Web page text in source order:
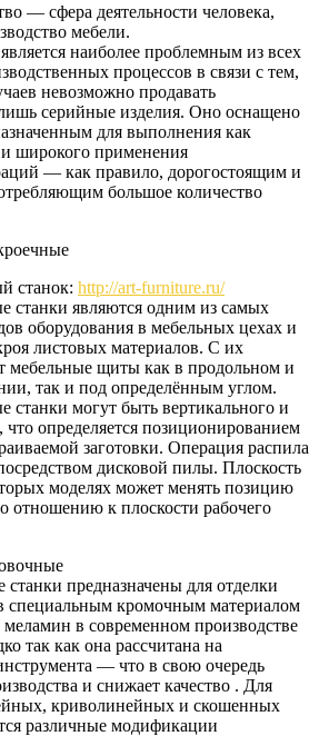
— сфера деятельности человека,
мебели.
наиболее проблемным из всех
процессов в связи с тем,
невозможно продавать
серийные изделия. Оно оснащено
для выполнения как
широкого применения
— как правило, дорогостоящим и
большое количество
станок: http://art-furniture.ru/
станки являются одним из самых
оборудования в мебельных цехах и
листовых материалов. С их
мебельные щиты как в продольном и
так и под определённым углом.
станки могут быть вертикального и
что определяется позиционированием
заготовки. Операция распила
дисковой пилы. Плоскость
моделях может менять позицию
отношению к плоскости рабочего
предназначены для отделки
специальным кромочным материалом
в современном производстве
так как она рассчитана на
— что в свою очередь
и снижает качество . Для
криволинейных и скошенных
различные модификации